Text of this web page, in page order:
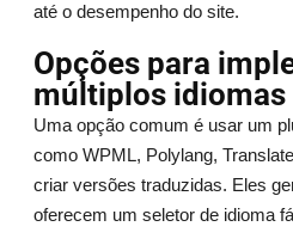
até o desempenho do site.
Opções para
múltiplos idiomas
Uma opção comum é usar um
como WPML, Polylang,
criar versões traduzidas. Eles
oferecem um seletor de idioma